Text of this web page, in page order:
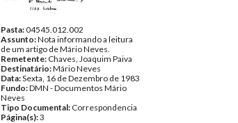
Pasta:04545.012.002
Assunto:Nota informando a leitura
de um artigo de Mário Neves.
Remetente: Chaves, Joaquim Paiva
Destinatário:Mário Neves
Data:Sexta, 16 de Dezembro de 1983
Fundo:DMN - Documentos Mário
Neves
Tipo Documental: Correspondencia
Página(s):3